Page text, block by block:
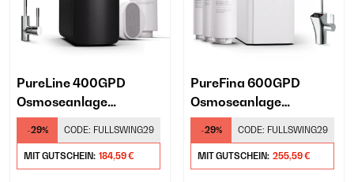
PureLine 400GPD
Osmoseanlage​
Untertisch​ Schwarz
-29% CODE: FULLSWING29
MIT GUTSCHEIN: 184,59 €
PureFina 600GPD
Osmoseanlage​
Untertisch Weiß
-29% CODE: FULLSWING29
MIT GUTSCHEIN: 255,59 €